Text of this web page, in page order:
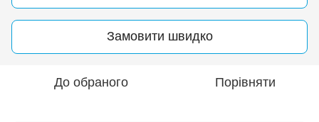
Замовити швидко
До обраного Порівняти